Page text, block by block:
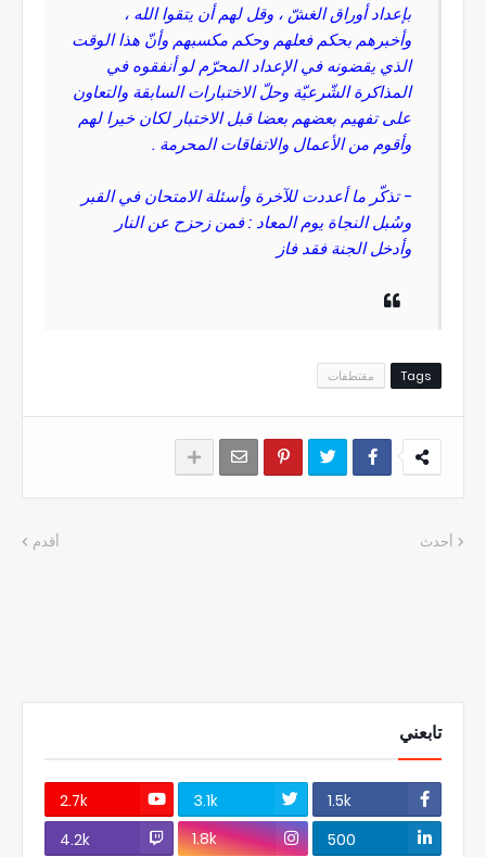
بإعداد أوراق الغشّ ، وقل لهم أن يتقوا الله ،
وأخبرهم بحكم فعلهم وحكم مكسبهم وأنّ هذا الوقت
الذي يقضونه في الإعداد المحرّم لو أنفقوه في
المذاكرة الشّرعيّة وحلّ الاختبارات السابقة والتعاون
على تفهيم بعضهم بعضا قبل الاختبار لكان خيرا لهم
وأقوم من الأعمال والاتفاقات المحرمة .
- تذكّر ما أعددت للآخرة وأسئلة الامتحان في القبر
وسُبل النجاة يوم المعاد : فمن زحزح عن النار
وأدخل الجنة فقد فاز
Tags مقتطفات
أحدث أقدم
تابعني
1.5k
3.1k
2.7k
500
1.8k
4.2k